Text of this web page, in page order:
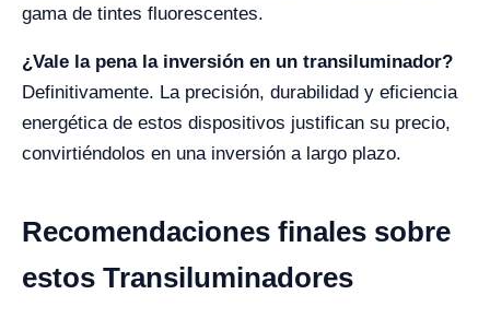
gama de tintes fluorescentes.
¿Vale la pena la inversión en un transiluminador?
Definitivamente. La precisión, durabilidad y eficiencia
energética de estos dispositivos justifican su precio,
convirtiéndolos en una inversión a largo plazo.
Recomendaciones finales sobre
estos Transiluminadores